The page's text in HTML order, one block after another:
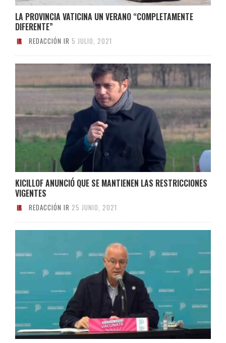
LA PROVINCIA VATICINA UN VERANO “COMPLETAMENTE
DIFERENTE”
REDACCIÓN IR 5 JULIO, 2021
KICILLOF ANUNCIÓ QUE SE MANTIENEN LAS RESTRICCIONES
VIGENTES
REDACCIÓN IR 25 JUNIO, 2021